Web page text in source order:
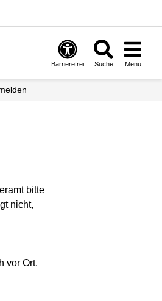
Barrierefrei Suche Menü
bitte
nicht,
vor Ort.